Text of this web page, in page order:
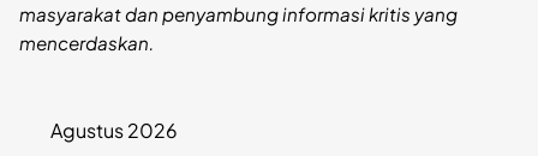
masyarakat dan penyambung informasi kritis yang
mencerdaskan.
Agustus 2026